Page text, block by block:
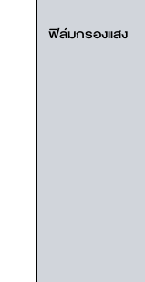
ฟิล์มกรองแสง